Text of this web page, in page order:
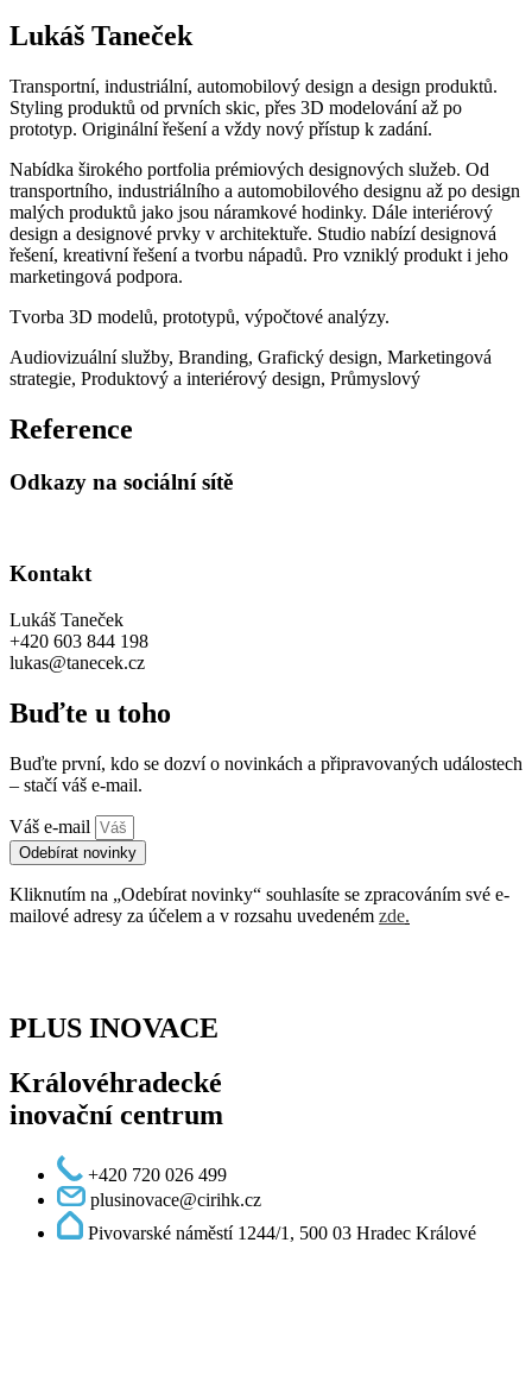
Lukáš Taneček
Transportní, industriální, automobilový design a design produktů.
Styling produktů od prvních skic, přes 3D modelování až po
prototyp. Originální řešení a vždy nový přístup k zadání.
Nabídka širokého portfolia prémiových designových služeb. Od
transportního, industriálního a automobilového designu až po design
malých produktů jako jsou náramkové hodinky. Dále interiérový
design a designové prvky v architektuře. Studio nabízí designová
řešení, kreativní řešení a tvorbu nápadů. Pro vzniklý produkt i jeho
marketingová podpora.
Tvorba 3D modelů, prototypů, výpočtové analýzy.
Audiovizuální služby, Branding, Grafický design, Marketingová
strategie, Produktový a interiérový design, Průmyslový
Reference
Odkazy na sociální sítě
Kontakt
Lukáš Taneček
+420 603 844 198
lukas@tanecek.cz
Buďte u toho
Buďte první, kdo se dozví o novinkách a připravovaných událostech
– stačí váš e-mail.
Váš e-mail
Odebírat novinky
Kliknutím na „Odebírat novinky“ souhlasíte se zpracováním své e-
mailové adresy za účelem a v rozsahu uvedeném zde.
PLUS INOVACE
Královéhradecké
inovační centrum
+420 720 026 499
plusinovace@cirihk.cz
Pivovarské náměstí 1244/1, 500 03 Hradec Králové